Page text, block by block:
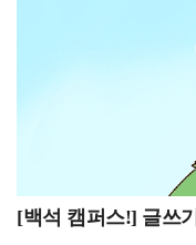
입학관리처(평일 9시
통해 항공서비스학
전공이 아니라, 서비
다양한 전문성을 갖
수 있었습니다. 또한
수업과 진로 준비 과
있었습니다. 항공서
인터뷰를 통해 학과에
계절학기 성적입력 기
계절학기 성적열람
성적마감7월 학사일
10일), 1학기 성적 열
성적 마감 (7월 3일),
~7월 17일), 하계 계
14일), 하계 계절학기
하계 계절학기 성적마
위주로 안내하겠습니
[백석 캠퍼스!] 글쓰